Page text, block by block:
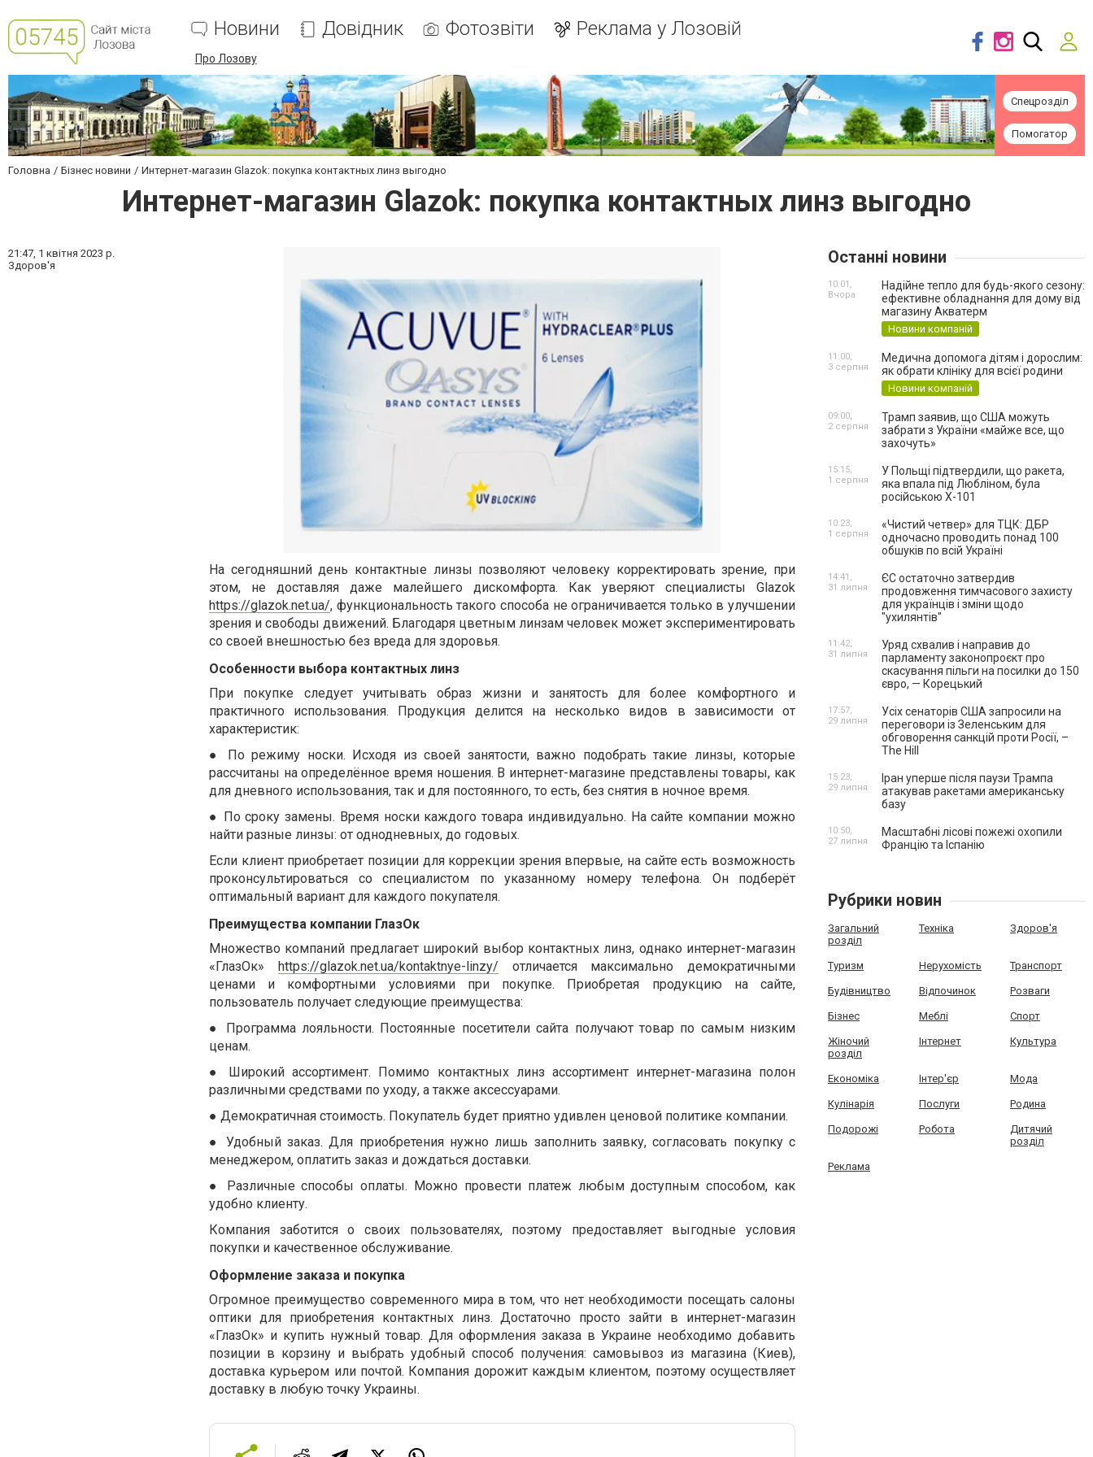
Новини Довідник Фотозвіти Реклама у Лозовій
Про Лозову
Спецрозділ
Помогатор
Головна Бізнес новини Интернет-магазин Glazok: покупка контактных линз выгодно
Интернет-магазин Glazok: покупка контактных линз выгодно
21:47, 1 квітня 2023 р.
Здоров'я
На сегодняшний день контактные линзы позволяют человеку корректировать зрение, при
этом, не доставляя даже малейшего дискомфорта. Как уверяют специалисты Glazok
https://glazok.net.ua/, функциональность такого способа не ограничивается только в улучшении
зрения и свободы движений. Благодаря цветным линзам человек может экспериментировать
со своей внешностью без вреда для здоровья.
Особенности выбора контактных линз
При покупке следует учитывать образ жизни и занятость для более комфортного и
практичного использования. Продукция делится на несколько видов в зависимости от
характеристик:
● По режиму носки. Исходя из своей занятости, важно подобрать такие линзы, которые
рассчитаны на определённое время ношения. В интернет-магазине представлены товары, как
для дневного использования, так и для постоянного, то есть, без снятия в ночное время.
● По сроку замены. Время носки каждого товара индивидуально. На сайте компании можно
найти разные линзы: от однодневных, до годовых.
Если клиент приобретает позиции для коррекции зрения впервые, на сайте есть возможность
проконсультироваться со специалистом по указанному номеру телефона. Он подберёт
оптимальный вариант для каждого покупателя.
Преимущества компании ГлазОк
Множество компаний предлагает широкий выбор контактных линз, однако интернет-магазин
«ГлазОк» https://glazok.net.ua/kontaktnye-linzy/ отличается максимально демократичными
ценами и комфортными условиями при покупке. Приобретая продукцию на сайте,
пользователь получает следующие преимущества:
● Программа лояльности. Постоянные посетители сайта получают товар по самым низким
ценам.
● Широкий ассортимент. Помимо контактных линз ассортимент интернет-магазина полон
различными средствами по уходу, а также аксессуарами.
● Демократичная стоимость. Покупатель будет приятно удивлен ценовой политике компании.
● Удобный заказ. Для приобретения нужно лишь заполнить заявку, согласовать покупку с
менеджером, оплатить заказ и дождаться доставки.
● Различные способы оплаты. Можно провести платеж любым доступным способом, как
удобно клиенту.
Компания заботится о своих пользователях, поэтому предоставляет выгодные условия
покупки и качественное обслуживание.
Оформление заказа и покупка
Огромное преимущество современного мира в том, что нет необходимости посещать салоны
оптики для приобретения контактных линз. Достаточно просто зайти в интернет-магазин
«ГлазОк» и купить нужный товар. Для оформления заказа в Украине необходимо добавить
позиции в корзину и выбрать удобный способ получения: самовывоз из магазина (Киев),
доставка курьером или почтой. Компания дорожит каждым клиентом, поэтому осуществляет
доставку в любую точку Украины.
Останні новини
Надійне тепло для будь-якого сезону:
ефективне обладнання для дому від
магазину Акватерм
Новини компаній
10:01,
Вчора
Медична допомога дітям і дорослим:
як обрати клініку для всієї родини
Новини компаній
11:00,
3 серпня
Трамп заявив, що США можуть
забрати з України «майже все, що
захочуть»
09:00,
2 серпня
У Польщі підтвердили, що ракета,
яка впала під Любліном, була
російською Х-101
15:15,
1 серпня
«Чистий четвер» для ТЦК: ДБР
одночасно проводить понад 100
обшуків по всій Україні
10:23,
1 серпня
ЄС остаточно затвердив
продовження тимчасового захисту
для українців і зміни щодо
"ухилянтів"
14:41,
31 липня
Уряд схвалив і направив до
парламенту законопроєкт про
скасування пільги на посилки до 150
євро, — Корецький
11:42,
31 липня
Усіх сенаторів США запросили на
переговори із Зеленським для
обговорення санкцій проти Росії, –
The Hill
17:57,
29 липня
Іран уперше після паузи Трампа
атакував ракетами американську
базу
15:23,
29 липня
Масштабні лісові пожежі охопили
Францію та Іспанію
10:50,
27 липня
Рубрики новин
Загальний
розділ
Техніка Здоров'я
Туризм Нерухомість Транспорт
Будівництво Відпочинок Розваги
Бізнес Меблі Спорт
Жіночий
розділ
Інтернет Культура
Економіка Інтер'єр Мода
Кулінарія Послуги Родина
Подорожі Робота
Дитячий
розділ
Реклама